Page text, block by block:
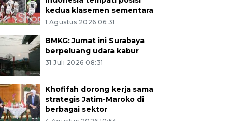
kedua klasemen sementara
1 Agustus 2026 06:31
BMKG: Jumat ini Surabaya
berpeluang udara kabur
31 Juli 2026 08:31
Khofifah dorong kerja sama
strategis Jatim-Maroko di
berbagai sektor